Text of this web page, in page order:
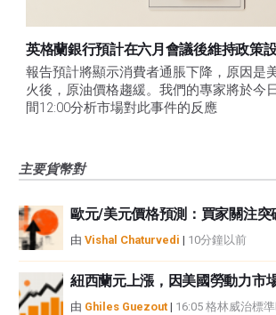
英格蘭銀行預計在六月會議後維持政策
報告預計將顯示消費者通脹下降，原因是
火後，原油價格趨緩。我們的專家將於今
間12:00分析市場對此事件的反應
主要貨幣對
歐元/美元價格預測：買家關注突
由 Vishal Chaturvedi | 10分鐘以前
紐西蘭元上漲，因美國勞動力市
由 Ghiles Guezout | 16:05 格林威治標